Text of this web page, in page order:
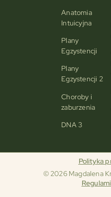
Anatomia
Intuicyjna
Plany
Egzystencji
Plany
Egzystencji 2
Choroby i
zaburzenia
DNA 3
Polityka
© 2026 Magdalena